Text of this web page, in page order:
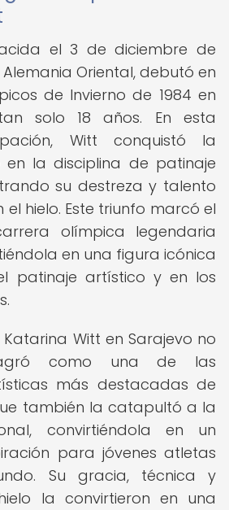
el 3 de diciembre de
Alemania Oriental, debutó en
de Invierno de 1984 en
solo 18 años. En esta
Witt conquistó la
la disciplina de patinaje
su destreza y talento
el hielo. Este triunfo marcó el
olímpica legendaria
en una figura icónica
patinaje artístico y en los
Witt en Sarajevo no
como una de las
más destacadas de
también la catapultó a la
convirtiéndola en un
para jóvenes atletas
Su gracia, técnica y
la convirtieron en una